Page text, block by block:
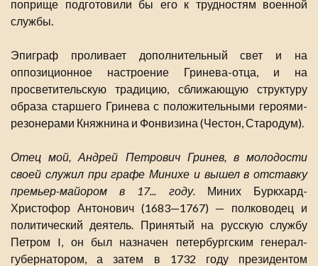
поприще подготовили бы его к трудностям военной
службы.
Эпиграф проливает дополнительный свет и на
оппозиционное настроение Гринева-отца, и на
просветительскую традицию, сближающую структуру
образа старшего Гринева с положительными героями-
резонерами Княжнина и Фонвизина (Честон, Стародум).
Отец мой, Андрей Петрович Гринев, в молодости
своей служил при графе Минихе и вышел в отставку
премьер-майором в 17... году.Миних Буркхард-
Христофор Антонович (1683—1767) — полководец и
политический деятель. Принятый на русскую службу
Петром I, он был назначен петербургским генерал-
губернатором, а затем в 1732 году президентом